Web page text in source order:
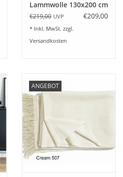
Lammwolle 130x200 cm
- 24 tolle Farben
€219,00 UVP €209,00
* Inkl. MwSt. zzgl.
Versandkosten
ANGEBOT